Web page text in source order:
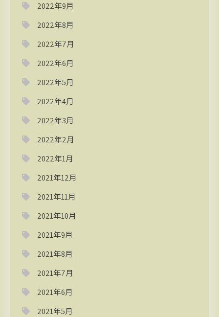
2022年9月
2022年8月
2022年7月
2022年6月
2022年5月
2022年4月
2022年3月
2022年2月
2022年1月
2021年12月
2021年11月
2021年10月
2021年9月
2021年8月
2021年7月
2021年6月
2021年5月